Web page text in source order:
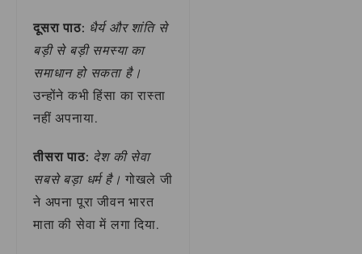
दूसरा पाठ: धैर्य और शांति से
बड़ी से बड़ी समस्या का
समाधान हो सकता है।
उन्होंने कभी हिंसा का रास्ता
नहीं अपनाया.
तीसरा पाठ: देश की सेवा
सबसे बड़ा धर्म है। गोखले जी
ने अपना पूरा जीवन भारत
माता की सेवा में लगा दिया.